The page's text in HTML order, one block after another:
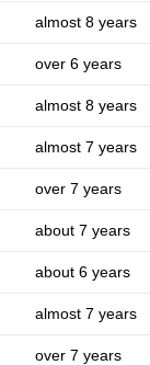
almost 8 years
over 6 years
almost 8 years
almost 7 years
over 7 years
about 7 years
about 6 years
almost 7 years
over 7 years